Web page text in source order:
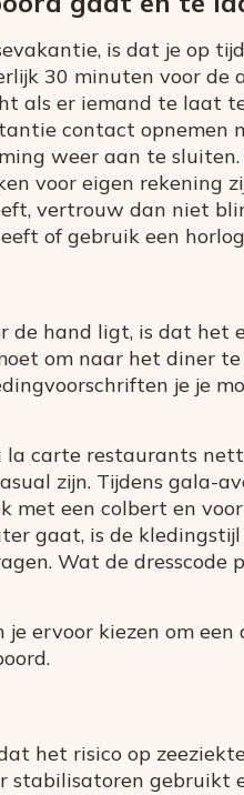
is dat je op
30 minuten voor
als er iemand te laat
contact opnemen
weer aan te
voor eigen rekening
vertrouw dan niet
of gebruik een
de hand ligt, is dat het
om naar het diner
je je
carte restaurants
zijn. Tijdens gala-
met een colbert en
gaat, is de
Wat de dresscode
ervoor kiezen om
het risico op
stabilisatoren gebruikt